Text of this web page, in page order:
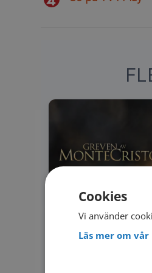
Cookies
Vi använder
Läs mer om